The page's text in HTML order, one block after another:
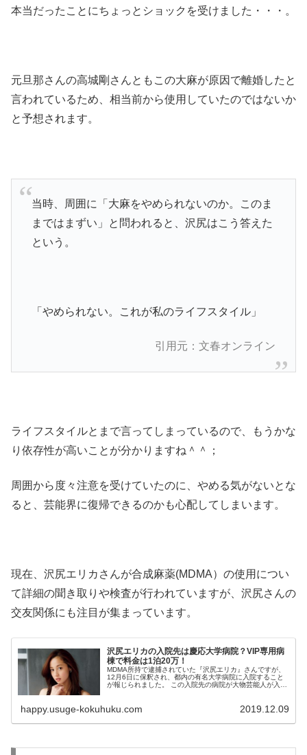
本当だったことにちょっとショックを受けました・・・。
元旦那さんの高城剛さんともこの大麻が原因で離婚したと
言われているため、相当前から使用していたのではないか
と予想されます。
当時、周囲に「大麻をやめられないのか。このま
まではまずい」と問われると、沢尻はこう答えた
という。
「やめられない。これが私のライフスタイル」
引用元：文春オンライン
ライフスタイルとまで言ってしまっているので、もうかな
り依存性が高いことが分かりますね＾＾；
周囲から度々注意を受けていたのに、やめる気がないとな
ると、芸能界に復帰できるのかも心配してしまいます。
現在、沢尻エリカさんが合成麻薬(MDMA）の使用につい
て詳細の聞き取りや検査が行われていますが、沢尻さんの
交友関係にも注目が集まっています。
沢尻エリカの入院先は慶応大学病院？VIP専用病
棟で料金は1泊20万！
MDMA所持で逮捕されていた『沢尻エリカ』さんですが、
12月6日に保釈され、都内の有名大学病院に入院すること
が報じられました。 この入院先の病院が大物芸能人が入院
happy.usuge-kokuhuku.com 2019.12.09